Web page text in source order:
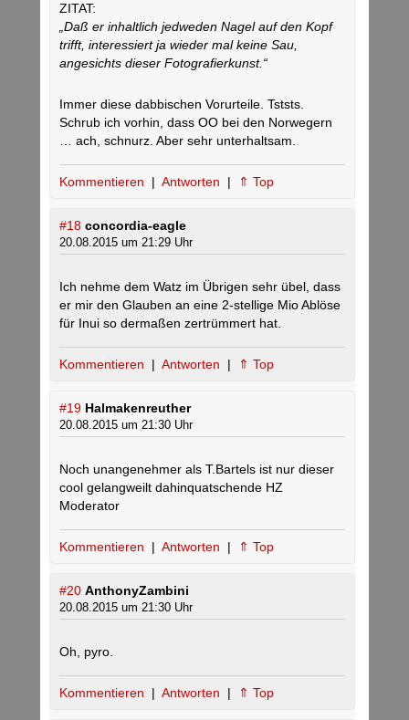
ZITAT:
„Daß er inhaltlich jedweden Nagel auf den Kopf
trifft, interessiert ja wieder mal keine Sau,
angesichts dieser Fotografierkunst.“
Immer diese dabbischen Vorurteile. Tststs.
Schrub ich vorhin, dass OO bei den Norwegern
… ach, schnurz. Aber sehr unterhaltsam.
Kommentieren | Antworten | ⇑ Top
#18 concordia-eagle
20.08.2015 um 21:29 Uhr
Ich nehme dem Watz im Übrigen sehr übel, dass
er mir den Glauben an eine 2-stellige Mio Ablöse
für Inui so dermaßen zertrümmert hat.
Kommentieren | Antworten | ⇑ Top
#19 Halmakenreuther
20.08.2015 um 21:30 Uhr
Noch unangenehmer als T.Bartels ist nur dieser
cool gelangweilt dahinquatschende HZ
Moderator
Kommentieren | Antworten | ⇑ Top
#20 AnthonyZambini
20.08.2015 um 21:30 Uhr
Oh, pyro.
Kommentieren | Antworten | ⇑ Top